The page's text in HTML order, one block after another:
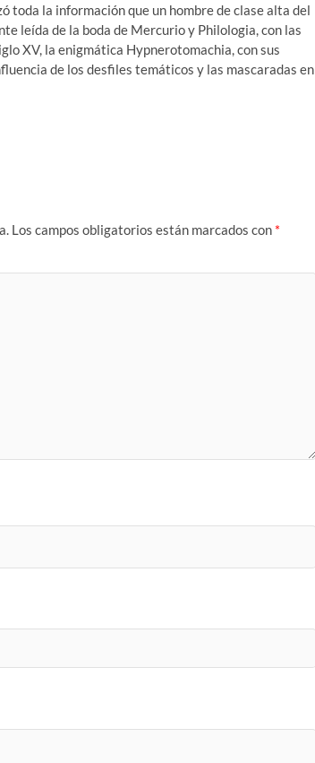
toda la información que un hombre de clase alta del
leída de la boda de Mercurio y Philologia, con las
XV, la enigmática Hypnerotomachia, con sus
de los desfiles temáticos y las mascaradas en
Los campos obligatorios están marcados con *